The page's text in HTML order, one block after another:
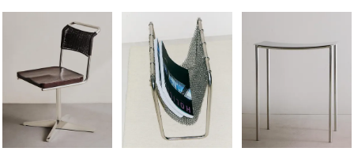
Immagine cambiata in 1 di 5Immagine cambiata in 1 di 5Immagine cambiata in